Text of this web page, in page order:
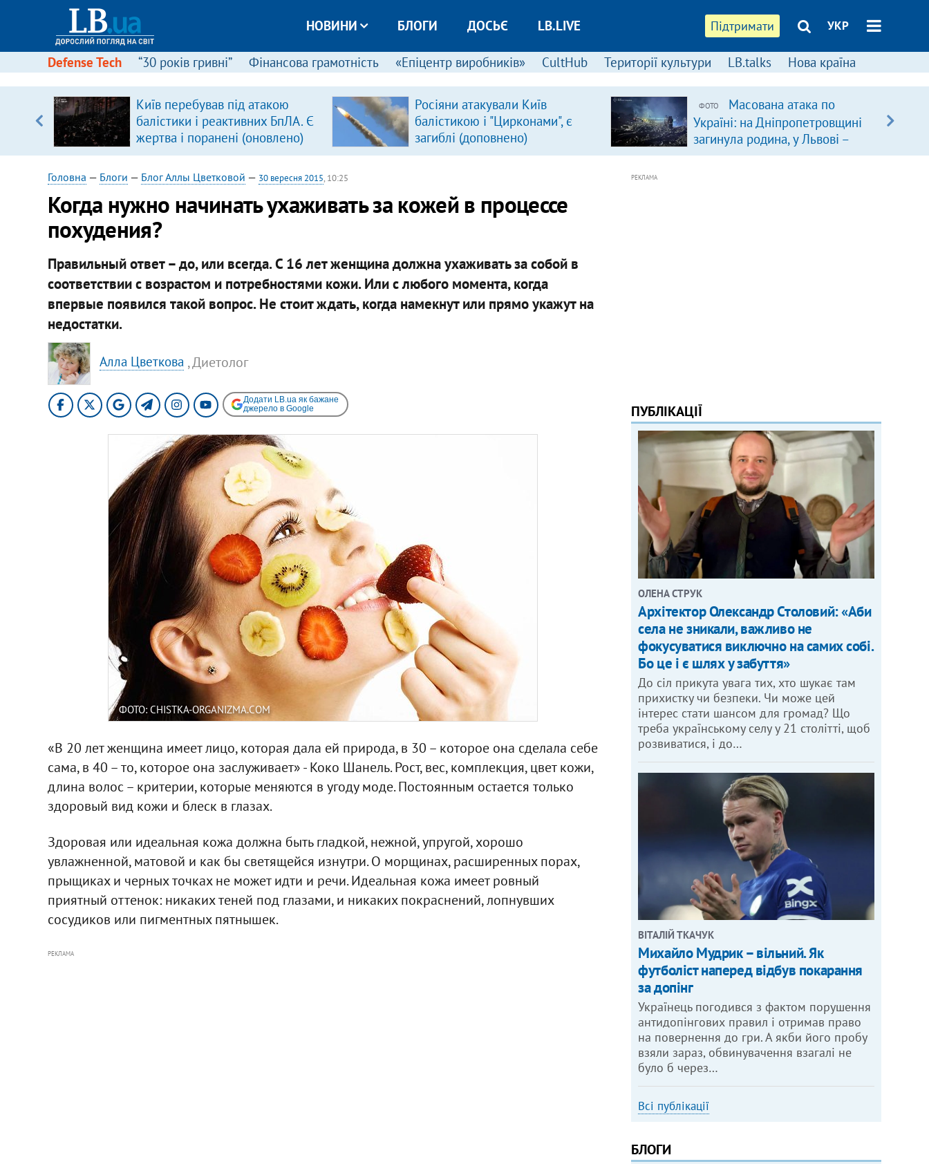
Підтримати УКР
НОВИНИ БЛОГИ ДОСЬЄ LB.LIVE
Defense Tech “30 років гривні” Фінансова грамотність «Епіцентр виробників» CultHub Території культури LB.talks Нова країна
Київ перебував під атакою
балістики і реактивних БпЛА. Є
жертва і поранені (оновлено)
Росіяни атакували Київ
балістикою і "Цирконами", є
загиблі (доповнено)
ФОТО
Масована атака по
Україні: на Дніпропетровщині
загинула родина, у Львові –
удар по багатоповерхівках
Головна — Блоги — Блог Аллы Цветковой — 30 вересня 2015, 10:25
Когда нужно начинать ухаживать за кожей в процессе
похудения?
Правильный ответ – до, или всегда. С 16 лет женщина должна ухаживать за собой в
соответствии с возрастом и потребностями кожи. Или с любого момента, когда
впервые появился такой вопрос. Не стоит ждать, когда намекнут или прямо укажут на
недостатки.
Алла Цветкова , Диетолог
Додати LB.ua як бажане
джерело в Google
ФОТО: CHISTKA-ORGANIZMA.COM
«В 20 лет женщина имеет лицо, которая дала ей природа, в 30 – которое она сделала себе
сама, в 40 – то, которое она заслуживает» - Коко Шанель. Рост, вес, комплекция, цвет кожи,
длина волос – критерии, которые меняются в угоду моде. Постоянным остается только
здоровый вид кожи и блеск в глазах.
Здоровая или идеальная кожа должна быть гладкой, нежной, упругой, хорошо
увлажненной, матовой и как бы светящейся изнутри. О морщинах, расширенных порах,
прыщиках и черных точках не может идти и речи. Идеальная кожа имеет ровный
приятный оттенок: никаких теней под глазами, и никаких покраснений, лопнувших
сосудиков или пигментных пятнышек.
РЕКЛАМА
РЕКЛАМА
ПУБЛІКАЦІЇ
ОЛЕНА СТРУК
Архітектор Олександр Столовий: «Аби
села не зникали, важливо не
фокусуватися виключно на самих собі.
Бо це і є шлях у забуття»
До сіл прикута увага тих, хто шукає там
прихистку чи безпеки. Чи може цей
інтерес стати шансом для громад? Що
треба українському селу у 21 столітті, щоб
розвиватися, і до…
ВІТАЛІЙ ТКАЧУК
Михайло Мудрик – вільний. Як
футболіст наперед відбув покарання
за допінг
Українець погодився з фактом порушення
антидопінгових правил і отримав право
на повернення до гри. А якби його пробу
взяли зараз, обвинувачення взагалі не
було б через…
Всі публікації
БЛОГИ